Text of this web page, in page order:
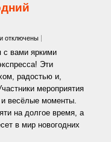
к
Театрализованное
новогоднее
представление
«Новогодний
автоэкспресс»
отключены
с вами яркими
Эти
радостью и,
мероприятия
весёлые моменты.
на долгое время, а
в мир новогодних